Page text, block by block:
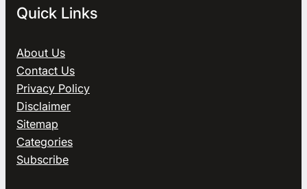
Quick Links
About Us
Contact Us
Privacy Policy
Disclaimer
Sitemap
Categories
Subscribe